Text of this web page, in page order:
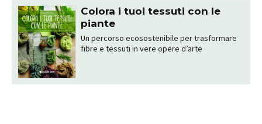
Colora i tuoi tessuti con le
piante
Un percorso ecosostenibile per trasformare
fibre e tessuti in vere opere d’arte